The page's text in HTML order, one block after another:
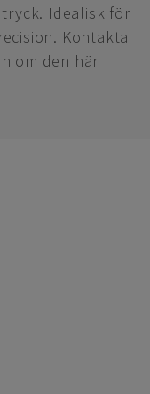
Idealisk för
Kontakta
om den här